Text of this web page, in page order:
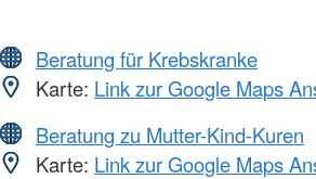
Beratung für Krebskranke
Karte: Link zur Google Maps
Beratung zu Mutter-Kind-Kuren
Karte: Link zur Google Maps